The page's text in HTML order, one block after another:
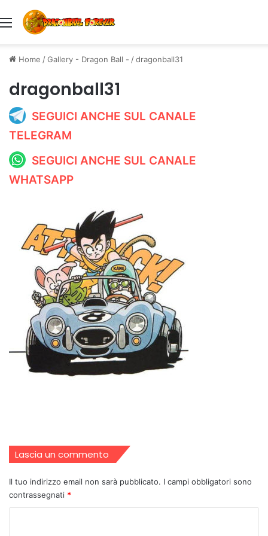
Menu
Home /Gallery - Dragon Ball - /dragonball31
dragonball31
SEGUICI ANCHE SUL CANALE
TELEGRAM
SEGUICI ANCHE SUL CANALE
WHATSAPP
Lascia un commento
Il tuo indirizzo email non sarà pubblicato. I campi obbligatori sono
contrassegnati *